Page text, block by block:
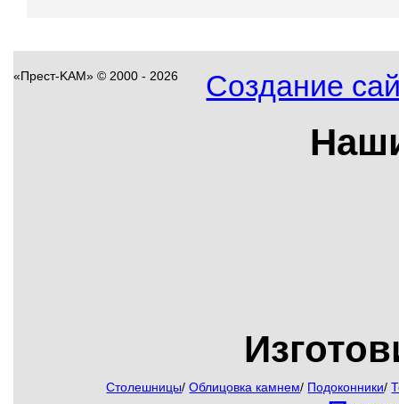
«Прест-KAM» © 2000 - 2026 Создание
Столешницы/ Облицовка камнем/ Подоконники/